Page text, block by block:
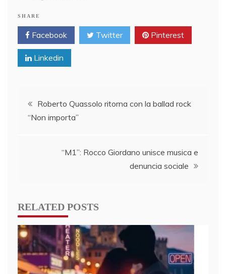
SHARE
Facebook Twitter Pinterest
Linkedin
Post
navigation
Roberto Quassolo ritorna con la ballad rock
“Non importa”
“M1”: Rocco Giordano unisce musica e
denuncia sociale
RELATED POSTS